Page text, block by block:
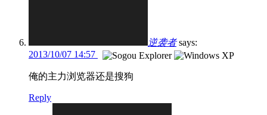
逆袭者 says:
2013/10/07 14:57
俺的主力浏览器还是搜狗
Reply